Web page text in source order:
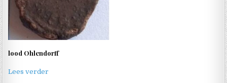
lood Ohlendorff
Lees verder